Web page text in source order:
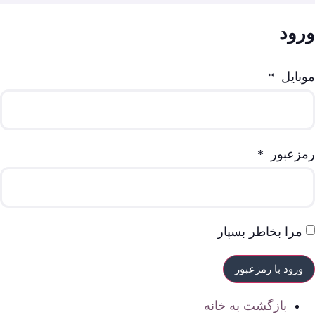
ورود
موبایل *
رمزعبور *
مرا بخاطر بسپار
بازگشت به خانه